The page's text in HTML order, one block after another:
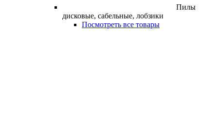
Пилы
дисковые, сабельные, лобзики
Посмотреть все товары